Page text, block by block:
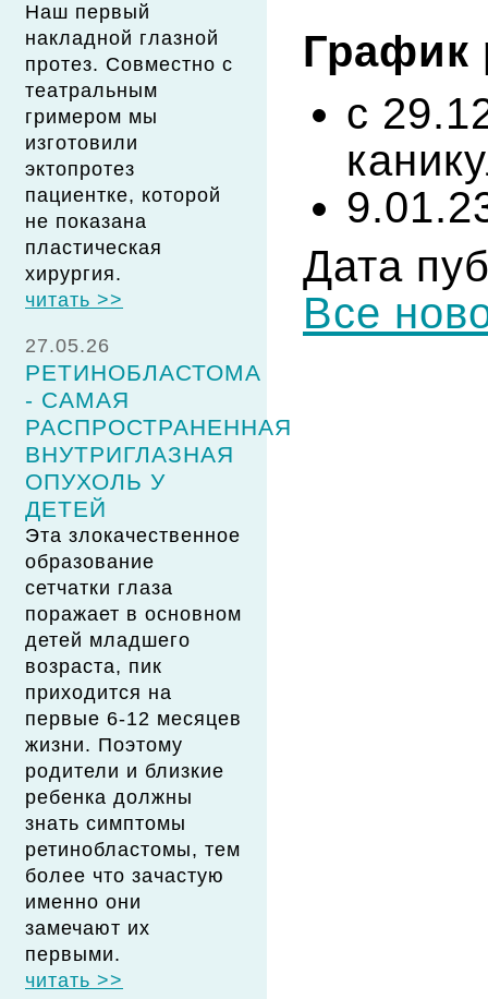
Наш первый
накладной глазной
протез. Совместно с
театральным
гримером мы
изготовили
эктопротез
пациентке, которой
не показана
пластическая
хирургия.
читать >>
27.05.26
РЕТИНОБЛАСТОМА
- САМАЯ
РАСПРОСТРАНЕННАЯ
ВНУТРИГЛАЗНАЯ
ОПУХОЛЬ У
ДЕТЕЙ
Эта злокачественное
образование
сетчатки глаза
поражает в основном
детей младшего
возраста, пик
приходится на
первые 6-12 месяцев
жизни. Поэтому
родители и близкие
ребенка должны
знать симптомы
ретинобластомы, тем
более что зачастую
именно они
замечают их
первыми.
читать >>
График
с
Дата
Все